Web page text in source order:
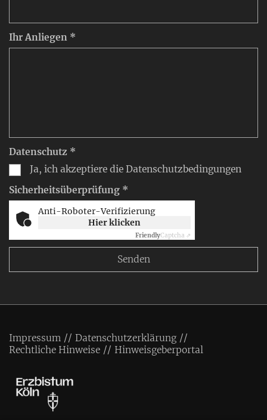
Ihr Anliegen *
Datenschutz *
Ja, ich akzeptiere die Datenschutzbedingungen
Sicherheitsüberprüfung *
Anti-Roboter-Verifizierung
Hier klicken
FriendlyCaptcha ⇗
Impressum
Datenschutzerklärung
Rechtliche Hinweise
Hinweisgeberportal